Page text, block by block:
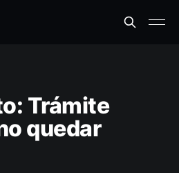
Trámite
quedar